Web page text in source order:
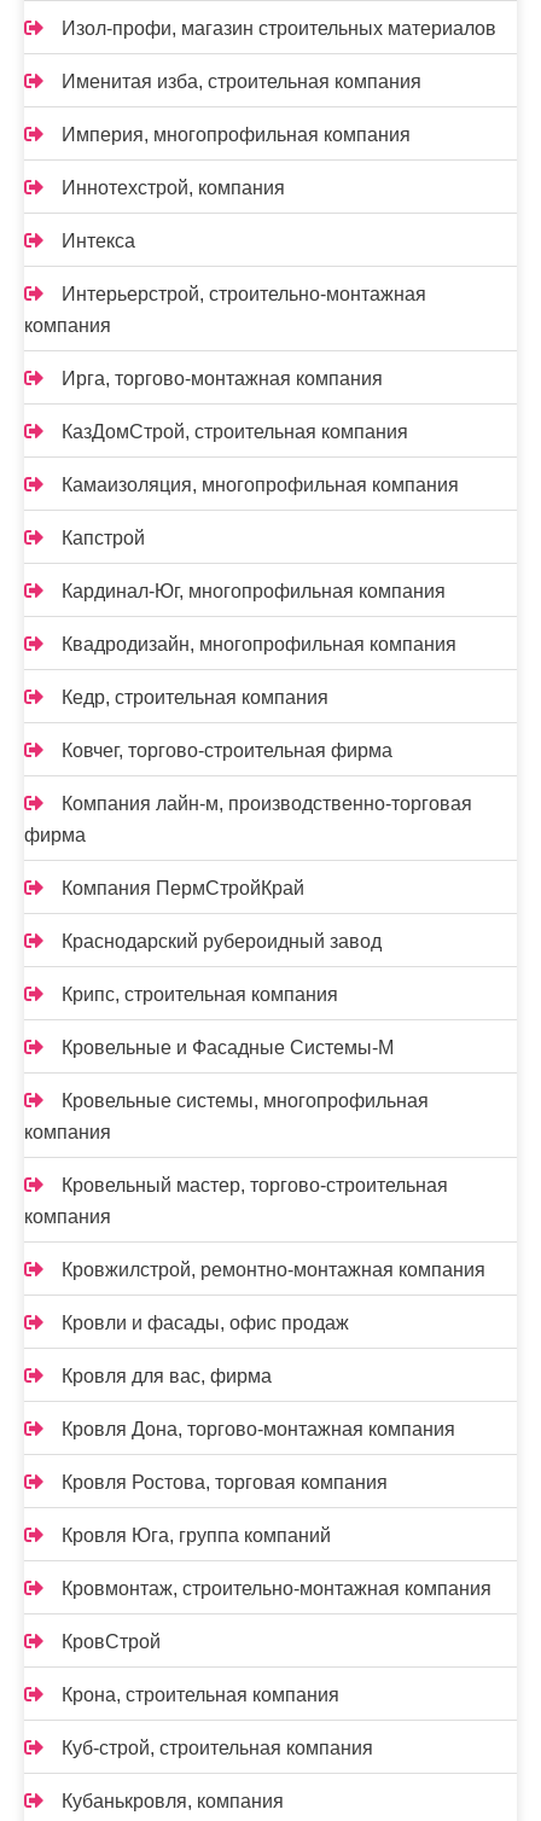
Изол-профи, магазин строительных материалов
Именитая изба, строительная компания
Империя, многопрофильная компания
Иннотехстрой, компания
Интекса
Интерьерстрой, строительно-монтажная
компания
Ирга, торгово-монтажная компания
КазДомСтрой, строительная компания
Камаизоляция, многопрофильная компания
Капстрой
Кардинал-Юг, многопрофильная компания
Квадродизайн, многопрофильная компания
Кедр, строительная компания
Ковчег, торгово-строительная фирма
Компания лайн-м, производственно-торговая
фирма
Компания ПермСтройКрай
Краснодарский рубероидный завод
Крипс, строительная компания
Кровельные и Фасадные Системы-М
Кровельные системы, многопрофильная
компания
Кровельный мастер, торгово-строительная
компания
Кровжилстрой, ремонтно-монтажная компания
Кровли и фасады, офис продаж
Кровля для вас, фирма
Кровля Дона, торгово-монтажная компания
Кровля Ростова, торговая компания
Кровля Юга, группа компаний
Кровмонтаж, строительно-монтажная компания
КровСтрой
Крона, строительная компания
Куб-строй, строительная компания
Кубанькровля, компания